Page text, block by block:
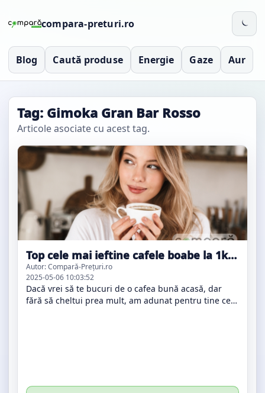
compara-preturi.ro
Blog Caută produse Energie Gaze Aur
Tag: Gimoka Gran Bar Rosso
Articole asociate cu acest tag.
Top cele mai ieftine cafele boabe la 1kg
– comparații și oferte actualizate
Autor: Compară-Prețuri.ro
2025-05-06 10:03:52
Dacă vrei să te bucuri de o cafea bună acasă, dar
fără să cheltui prea mult, am adunat pentru tine cele